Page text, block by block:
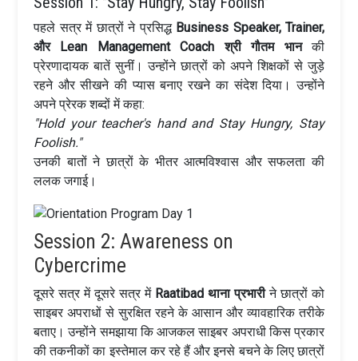
पहले सत्र में छात्रों ने प्रसिद्ध Business Speaker, Trainer,
और Lean Management Coach
श्री गौतम भानकी
प्रेरणादायक बातें सुनीं। उन्होंने छात्रों को अपने शिक्षकों से जुड़े
रहने और सीखने की प्यास बनाए रखने का संदेश दिया। उन्होंने
अपने प्रेरक शब्दों में कहा:
"Hold your teacher's hand and Stay Hungry, Stay
Foolish."
उनकी बातों ने छात्रों के भीतर आत्मविश्वास और सफलता की
ललक जगाई।
Session 2: Awareness on
Cybercrime
दूसरे सत्र में दूसरे सत्र में Raatibad थाना प्रभारीने छात्रों को
साइबर अपराधों से सुरक्षित रहने के आसान और व्यावहारिक तरीके
बताए। उन्होंने समझाया कि आजकल साइबर अपराधी किस प्रकार
की तकनीकों का इस्तेमाल कर रहे हैं और इनसे बचने के लिए छात्रों